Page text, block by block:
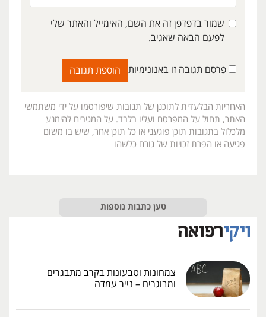
שמור בדפדפן זה את השם, האימייל והאתר שלי
לפעם הבאה שאגיב.
פרסם תגובה זו באנונימיות
האחריות הבלעדית לתוכנן של תגובות שיפורסמו על ידי משתמשי
האתר, תחול על המפרסם ועליו בלבד. על המגיבים להימנע
מלכלול בתגובות תוכן פוגעני או כל תוכן אחר, שיש בו משום
פגיעה או הפרת זכויות של גורם כלשהו
טען כתבות נוספות
צמחונות וטבעונות בקרב מתבגרים
ומבוגרים – נייר עמדה